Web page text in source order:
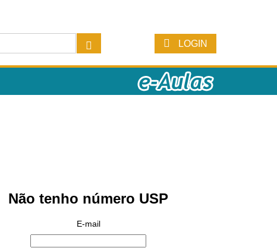
LOGIN
Não tenho número USP
E-mail